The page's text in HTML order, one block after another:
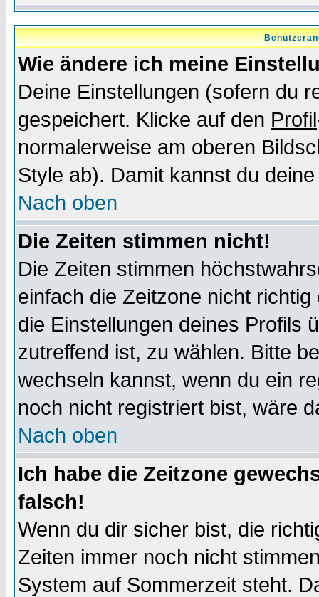
Wie ändere ich meine
Deine Einstellungen (sofern du
gespeichert. Klicke auf den Profil
normalerweise am oberen
Style ab). Damit kannst du
Nach oben
Die Zeiten stimmen nicht!
Die Zeiten stimmen
einfach die Zeitzone nicht
die Einstellungen deines Profils
zutreffend ist, zu wählen. Bitte
wechseln kannst, wenn du ein
noch nicht registriert bist, wäre
Nach oben
Ich habe die Zeitzone
falsch!
Wenn du dir sicher bist, die
Zeiten immer noch nicht
System auf Sommerzeit steht.